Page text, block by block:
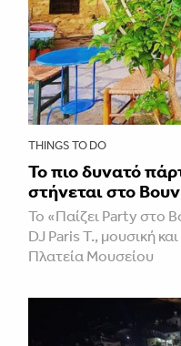
THINGS TO DO
Το πιο δυνατό
στήνεται στο
Το «Παίζει Party στο
DJ Paris T., μουσική
Πλατεία Μουσείου